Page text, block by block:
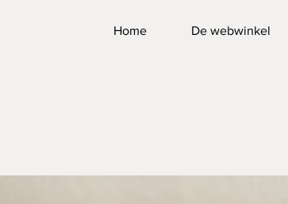
Home De webwinkel